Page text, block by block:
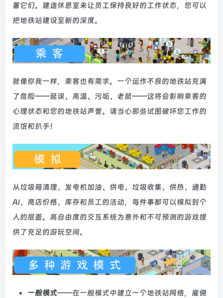
署它们。建造休息室来让员工保持良好的工作状态，您可以
把地铁站建设至新的深度。
就像你我一样，乘客也有需求。一个运作不良的地铁站充满
了危险——延误、高温、污垢、老鼠——这将会影响乘客的
心理状态和您的地铁站声誉。请当心那些试图破坏您工作的
流氓和扒手！
从垃圾箱清理、发电机加油、供电、垃圾收集、供热、通勤
AI、商店价格、库存和员工的活动，每件事都可以模拟到个
人的层面。高自由度的交互系统为意外和不可预测的游戏提
供了充足的游玩空间。
一般模式——在一般模式中建立一个地铁站网络，雇佣